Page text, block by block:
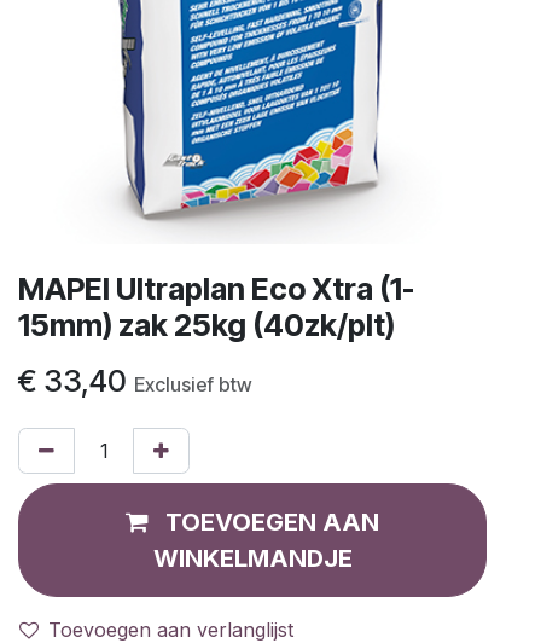
MAPEI Ultraplan Eco Xtra (1-
15mm) zak 25kg (40zk/plt)
€ 33,40 Exclusief btw
TOEVOEGEN AAN
WINKELMANDJE
Toevoegen aan verlanglijst